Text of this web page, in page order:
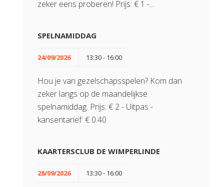
zeker eens proberen! Prijs: € 1 -...
SPELNAMIDDAG
24/09/2026 13:30 - 16:00
Hou je van gezelschapsspelen? Kom dan
zeker langs op de maandelijkse
spelnamiddag. Prijs: € 2 - Uitpas -
kansentarief: € 0.40
KAARTERSCLUB DE WIMPERLINDE
28/09/2026 13:30 - 16:00